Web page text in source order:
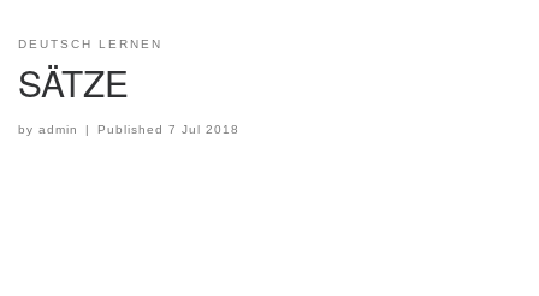
DEUTSCH LERNEN
SÄTZE
by admin Published7 Jul 2018